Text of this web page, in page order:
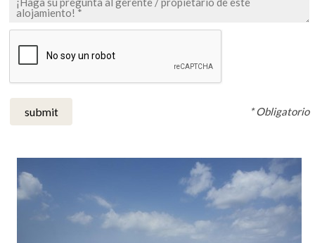
submit * Obligatorio